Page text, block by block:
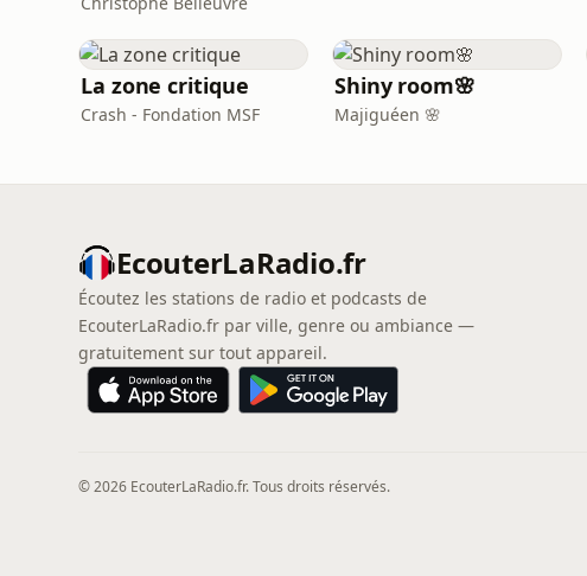
La zone critique
Crash - Fondation MSF
Shiny room🌸
Majiguéen 🌸
EcouterLaRadio.fr
Écoutez les stations de radio et podcasts de
EcouterLaRadio.fr par ville, genre ou ambiance —
gratuitement sur tout appareil.
© 2026 EcouterLaRadio.fr. Tous droits réservés.